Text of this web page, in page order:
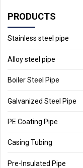
PRODUCTS
Stainless steel pipe
Alloy steel pipe
Boiler Steel Pipe
Galvanized Steel Pipe
PE Coating Pipe
Casing Tubing
Pre-Insulated Pipe